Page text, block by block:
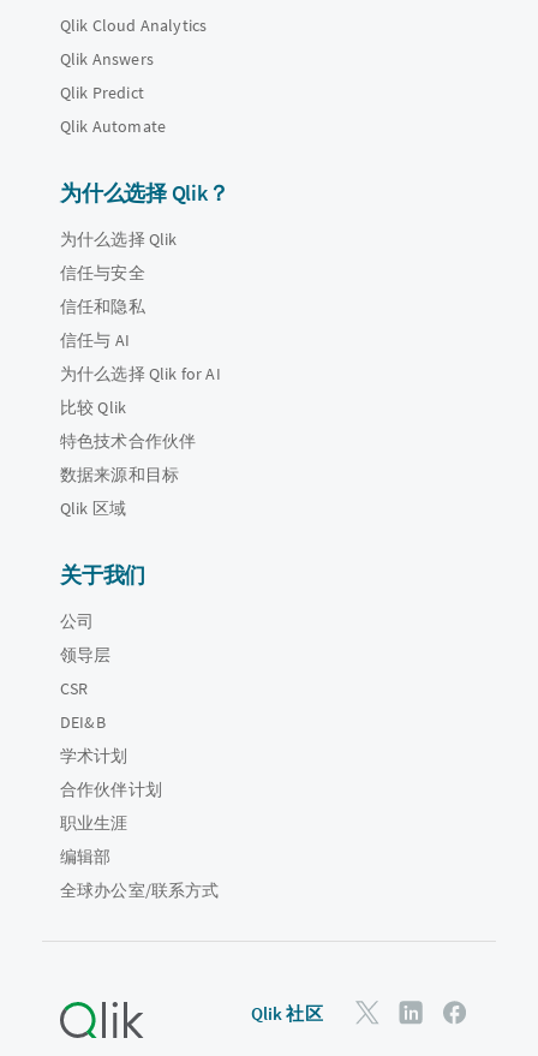
Qlik Cloud Analytics
Qlik Answers
Qlik Predict
Qlik Automate
为什么选择 Qlik？
为什么选择 Qlik
信任与安全
信任和隐私
信任与 AI
为什么选择 Qlik for AI
比较 Qlik
特色技术合作伙伴
数据来源和目标
Qlik 区域
关于我们
公司
领导层
CSR
DEI&B
学术计划
合作伙伴计划
职业生涯
编辑部
全球办公室/联系方式
Qlik 社区